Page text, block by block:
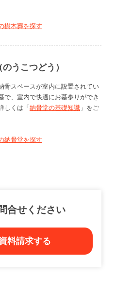
樹木葬を探す
うこつどう）
骨スペースが室内に設置されてい
で、室内で快適にお墓参りができ
しくは「納骨堂の基礎知識 」をご
納骨堂を探す
合せください
料請求する